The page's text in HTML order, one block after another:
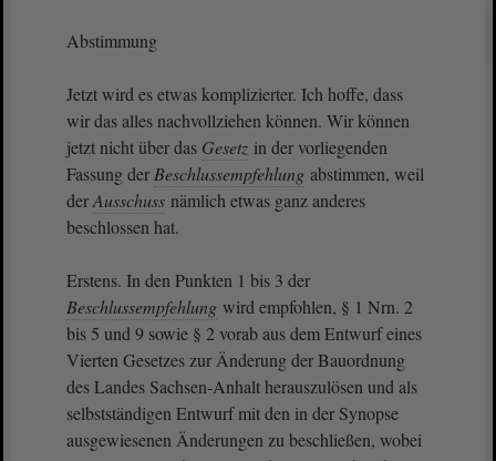
Abstimmung
Jetzt wird es etwas komplizierter. Ich hoffe, dass
wir das alles nachvollziehen können. Wir können
jetzt nicht über das Gesetz in der vorliegenden
Fassung der Beschlussempfehlung abstimmen, weil
derAusschuss nämlich etwas ganz anderes
beschlossen hat.
Erstens. In den Punkten 1 bis 3 der
Beschlussempfehlung wird empfohlen, § 1 Nrn. 2
bis 5 und 9 sowie § 2 vorab aus dem Entwurf eines
Vierten Gesetzes zur Änderung der Bauordnung
des Landes Sachsen-Anhalt herauszulösen und als
selbstständigen Entwurf mit den in der Synopse
ausgewiesenen Änderungen zu beschließen, wobei